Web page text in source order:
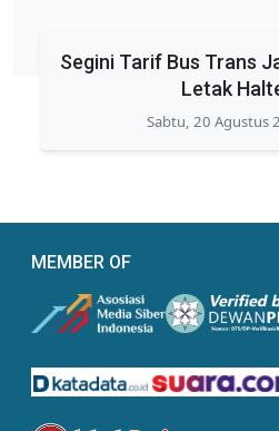
Segini Tarif Bus Trans
Letak
Sabtu, 20 Agustus
MEMBER OF